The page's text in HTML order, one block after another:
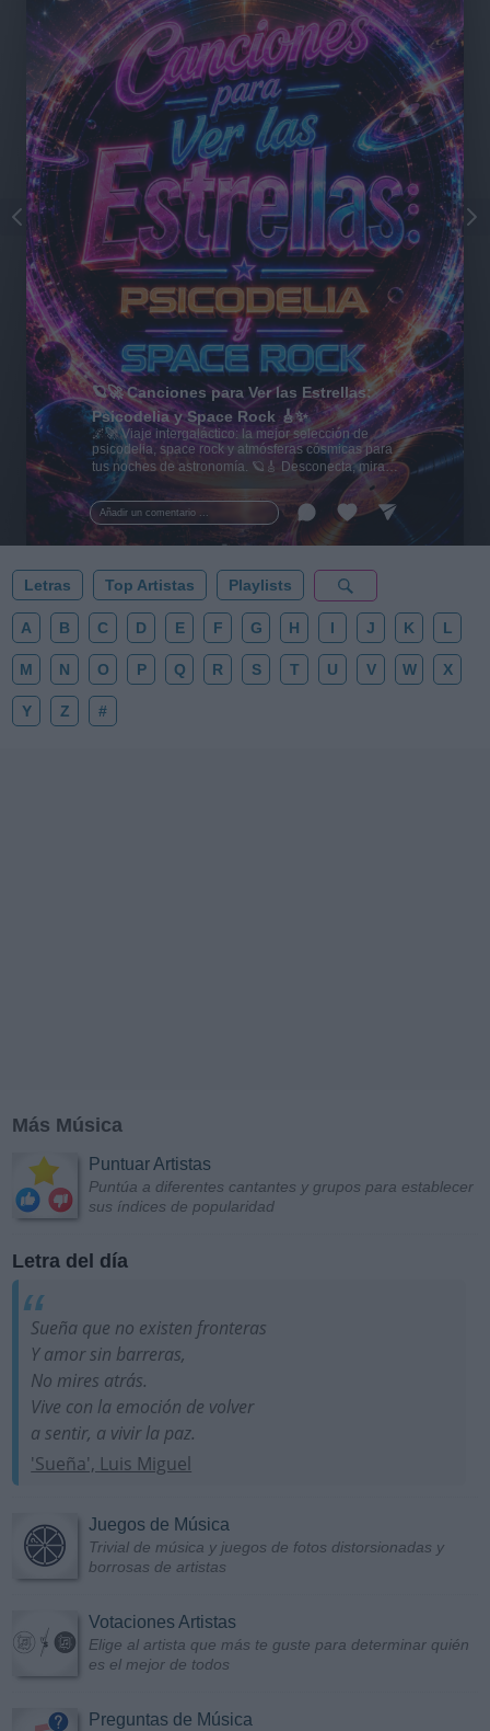
Añadir un comentario ...
🪐🚀 Canciones para Ver las Estrellas:
Psicodelia y Space Rock 🎸✨
🌌🚀 Viaje intergaláctico: la mejor selección de
psicodelia, space rock y atmósferas cósmicas para
tus noches de astronomía. 🪐🎸 Desconecta, mira
al firmamento y siente la gravedad cero. 💾 ¡Guarda
esta colección para tu próxima noche estrellada!
✨⭐
Letras Top Artistas Playlists
A B C D E F G H I J K L
M N O P Q R S T U V W X
Y Z #
Más Música
Puntuar Artistas
Puntúa a diferentes cantantes y grupos para establecer
sus índices de popularidad
Letra del día
Sueña que no existen fronteras
Y amor sin barreras,
No mires atrás.
Vive con la emoción de volver
a sentir, a vivir la paz.
'Sueña', Luis Miguel
Juegos de Música
Trivial de música y juegos de fotos distorsionadas y
borrosas de artistas
Votaciones Artistas
Elige al artista que más te guste para determinar quién
es el mejor de todos
Preguntas de Música